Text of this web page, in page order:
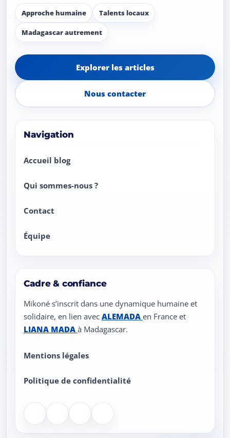
Approche humaine Talents locaux
Madagascar autrement
Explorer les articles
Nous contacter
Navigation
Accueil blog
Qui sommes-nous ?
Contact
Équipe
Cadre & confiance
Mikoné s’inscrit dans une dynamique humaine et
solidaire, en lien avec ALEMADA en France et
LIANA MADA à Madagascar.
Liens légaux
Mentions légales
Politique de confidentialité